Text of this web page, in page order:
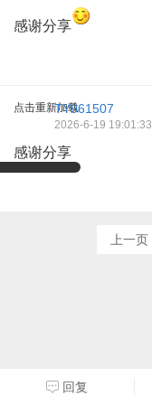
感谢分享
点击重新加载TY961507
2026-6-19 19:01:33
感谢分享
上一页
回复